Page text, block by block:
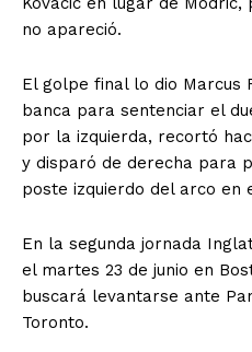
no apareció.
El golpe final lo dio Marcus
banca para sentenciar el
por la izquierda, recortó
y disparó de derecha para
poste izquierdo del arco en
En la segunda jornada
el martes 23 de junio en
buscará levantarse ante
Toronto.